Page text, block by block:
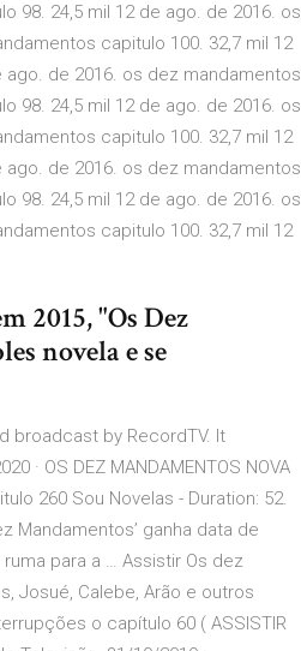
98. 24,5 mil 12 de ago. de 2016. os
capitulo 100. 32,7 mil 12
de 2016. os dez mandamentos
98. 24,5 mil 12 de ago. de 2016. os
capitulo 100. 32,7 mil 12
de 2016. os dez mandamentos
98. 24,5 mil 12 de ago. de 2016. os
capitulo 100. 32,7 mil 12
2015, "Os Dez
novela e se
broadcast by RecordTV. It
· OS DEZ MANDAMENTOS NOVA
260 Sou Novelas - Duration: 52.
Mandamentos’ ganha data de
para a … Assistir Os dez
Josué, Calebe, Arão e outros
o capítulo 60 ( ASSISTIR